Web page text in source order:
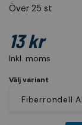
Över 25 st
Inkl. moms
13 kr
Välj variant